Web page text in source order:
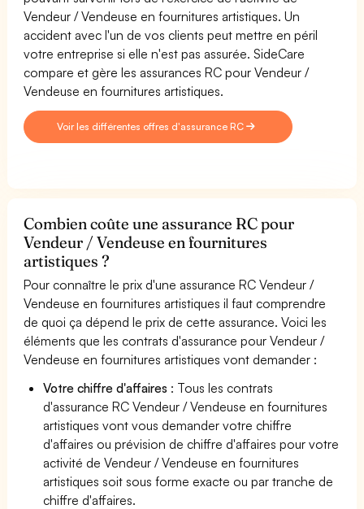
Vendeur / Vendeuse en fournitures artistiques. Un
accident avec l'un de vos clients peut mettre en péril
votre entreprise si elle n'est pas assurée. SideCare
compare et gère les assurances RC pour Vendeur /
Vendeuse en fournitures artistiques.
Voir les différentes offres d'assurance RC
Combien coûte une assurance RC pour
Vendeur / Vendeuse en fournitures
artistiques ?
Pour connaître le prix d'une assurance RC Vendeur /
Vendeuse en fournitures artistiques il faut comprendre
de quoi ça dépend le prix de cette assurance. Voici les
éléments que les contrats d'assurance pour Vendeur /
Vendeuse en fournitures artistiques vont demander :
Votre chiffre d'affaires : Tous les contrats
d'assurance RC Vendeur / Vendeuse en fournitures
artistiques vont vous demander votre chiffre
d'affaires ou prévision de chiffre d'affaires pour votre
activité de Vendeur / Vendeuse en fournitures
artistiques soit sous forme exacte ou par tranche de
chiffre d'affaires.